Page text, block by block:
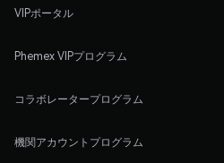
VIPポータル
Phemex VIPプログラム
コラボレータープログラム
機関アカウントプログラム